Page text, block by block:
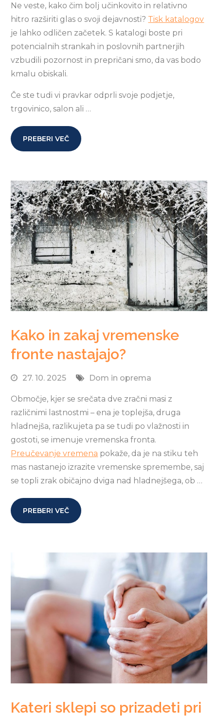
Ne veste, kako čim bolj učinkovito in relativno
hitro razširiti glas o svoji dejavnosti? Tisk katalogov
je lahko odličen začetek. S katalogi boste pri
potencialnih strankah in poslovnih partnerjih
vzbudili pozornost in prepričani smo, da vas bodo
kmalu obiskali.
Če ste tudi vi pravkar odprli svoje podjetje,
trgovinico, salon ali …
PREBERI VEČ
Kako in zakaj vremenske
fronte nastajajo?
27. 10. 2025 Dom in oprema
Območje, kjer se srečata dve zračni masi z
različnimi lastnostmi – ena je toplejša, druga
hladnejša, razlikujeta pa se tudi po vlažnosti in
gostoti, se imenuje vremenska fronta.
Preučevanje vremena pokaže, da je na stiku teh
mas nastanejo izrazite vremenske spremembe, saj
se topli zrak običajno dviga nad hladnejšega, ob …
PREBERI VEČ
Kateri sklepi so prizadeti pri